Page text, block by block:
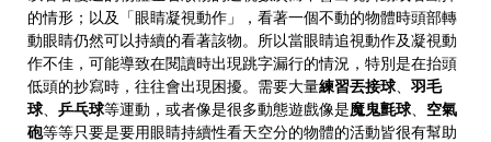
的情形；以及「眼睛凝視動作」，看著一個不動的物體時頭部轉
動眼睛仍然可以持續的看著該物。所以當眼睛追視動作及凝視動
作不佳，可能導致在閱讀時出現跳字漏行的情況，特別是在抬頭
低頭的抄寫時，往往會出現困擾。需要大量練習丟接球、 羽毛
球、 乒乓球等運動，或者像是很多動態遊戲像是魔鬼氈球、 空氣
砲等等只要是要用眼睛持續性看天空分的物體的活動皆很有幫助